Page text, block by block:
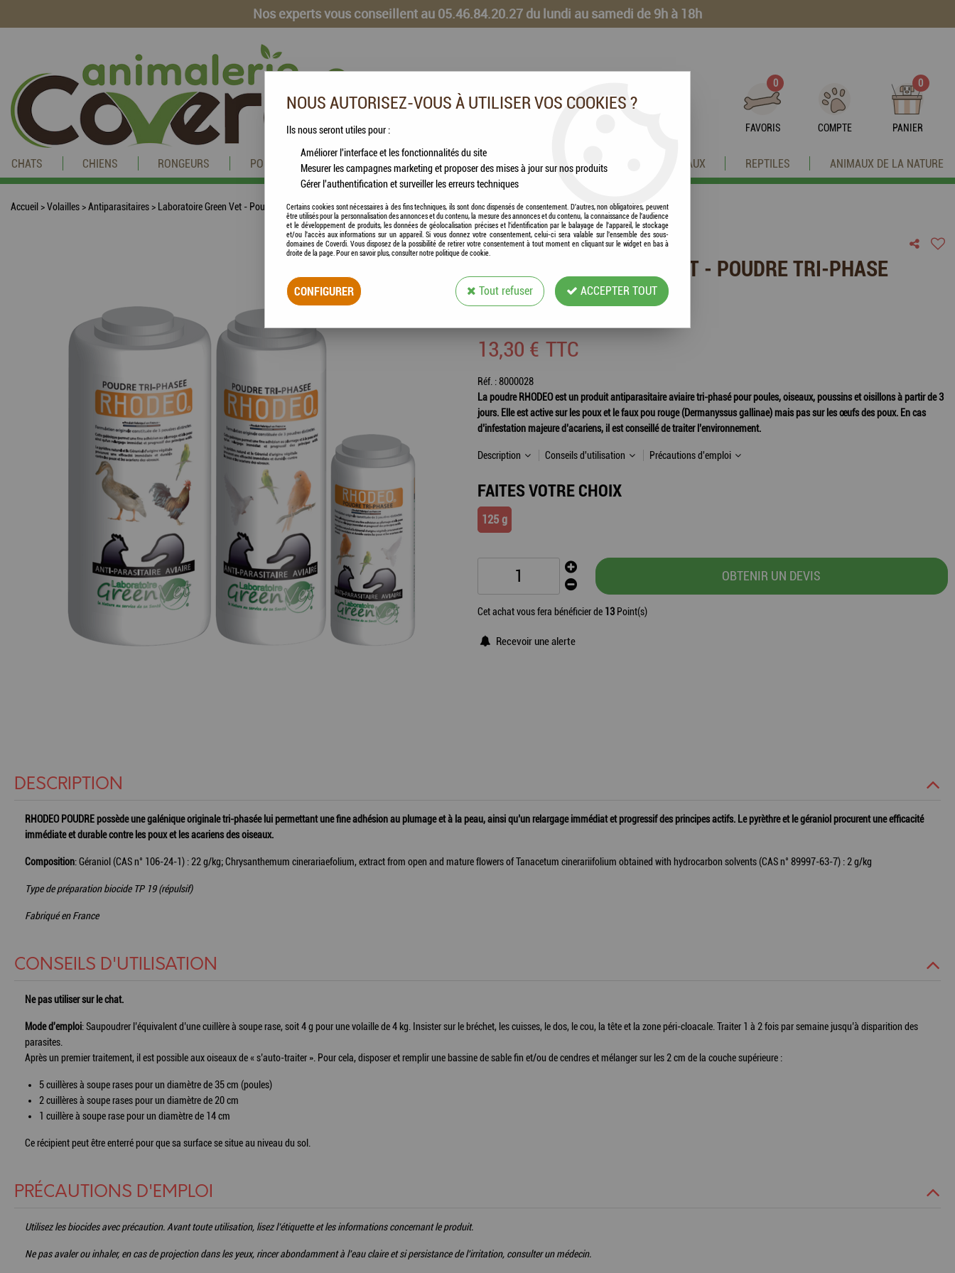
Nos experts vous conseillent au 05.46.84.20.27 du lundi au samedi de 9h à 18h
0
FAVORIS COMPTE
0
PANIER
CHATS CHIENS RONGEURS POISSONS CHEVAUX VOLAILLES ANIMAUX DE LA FERME OISEAUX REPTILES ANIMAUX DE LA NATURE
Accueil >Volailles>Antiparasitaires> Laboratoire Green Vet - Poudre Tri-phase RHODÉO
LABORATOIRE GREEN VET - POUDRE TRI-PHASE
RHODÉO
13,30 € TTC
Réf. :8000028
La poudre RHODEO est un produit antiparasitaire aviaire tri-phasé pour poules, oiseaux, poussins et oisillons à partir de 3
jours. Elle est active sur les poux et le faux pou rouge (Dermanyssus gallinae) mais pas sur les œufs des poux. En cas
d’infestation majeure d’acariens, il est conseillé de traiter l’environnement.
Description Conseils d'utilisation Précautions d'emploi
FAITES VOTRE CHOIX
125 g
OBTENIR UN DEVIS
Cet achat vous fera bénéficier de 13 Point(s)
Recevoir une alerte
DESCRIPTION
RHODEO POUDRE possède une galénique originale tri-phasée lui permettant une fine adhésion au plumage et à la peau, ainsi qu’un relargage immédiat et progressif des principes actifs. Le pyrèthre et le géraniol procurent une efficacité
immédiate et durable contre les poux et les acariens des oiseaux.
Composition: Géraniol (CAS n° 106-24-1) : 22 g/kg; Chrysanthemum cinerariaefolium, extract from open and mature flowers of Tanacetum cinerariifolium obtained with hydrocarbon solvents (CAS n° 89997-63-7) : 2 g/kg
Type de préparation biocide TP 19 (répulsif)
Fabriqué en France
CONSEILS D'UTILISATION
Ne pas utiliser sur le chat.
Mode d'emploi: Saupoudrer l’équivalent d’une cuillère à soupe rase, soit 4 g pour une volaille de 4 kg. Insister sur le bréchet, les cuisses, le dos, le cou, la tête et la zone péri-cloacale. Traiter 1 à 2 fois par semaine jusqu’à disparition des
parasites.
Après un premier traitement, il est possible aux oiseaux de « s’auto-traiter ». Pour cela, disposer et remplir une bassine de sable fin et/ou de cendres et mélanger sur les 2 cm de la couche supérieure :
5 cuillères à soupe rases pour un diamètre de 35 cm (poules)
2 cuillères à soupe rases pour un diamètre de 20 cm
1 cuillère à soupe rase pour un diamètre de 14 cm
Ce récipient peut être enterré pour que sa surface se situe au niveau du sol.
PRÉCAUTIONS D'EMPLOI
Utilisez les biocides avec précaution. Avant toute utilisation, lisez l’étiquette et les informations concernant le produit.
Ne pas avaler ou inhaler, en cas de projection dans les yeux, rincer abondamment à l'eau claire et si persistance de l'irritation, consulter un médecin.
NOUS AUTORISEZ-VOUS À UTILISER VOS COOKIES ?
Ils nous seront utiles pour :
Améliorer l'interface et les fonctionnalités du site
Mesurer les campagnes marketing et proposer des mises à jour sur nos produits
Gérer l'authentification et surveiller les erreurs techniques
Certains cookies sont nécessaires à des fins techniques, ils sont donc dispensés de consentement. D'autres, non obligatoires, peuvent
être utilisés pour la personnalisation des annonces et du contenu, la mesure des annonces et du contenu, la connaissance de l'audience
et le développement de produits, les données de géolocalisation précises et l'identification par le balayage de l'appareil, le stockage
et/ou l'accès aux informations sur un appareil. Si vous donnez votre consentement, celui-ci sera valable sur l’ensemble des sous-
domaines de Coverdi. Vous disposez de la possibilité de retirer votre consentement à tout moment en cliquant sur le widget en bas à
droite de la page. Pour en savoir plus, consulter notre politique de cookie.
CONFIGURER Tout refuser ACCEPTER TOUT